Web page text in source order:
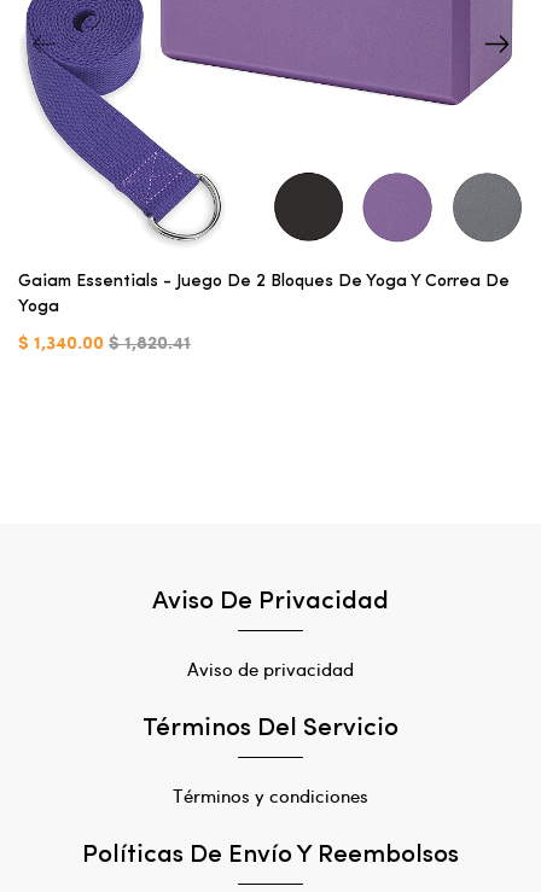
Gaiam Essentials - Juego De 2 Bloques De Yoga Y Correa De
Yoga
$ 1,340.00 $ 1,820.41
Aviso De Privacidad
Aviso de privacidad
Términos Del Servicio
Términos y condiciones
Políticas De Envío Y Reembolsos